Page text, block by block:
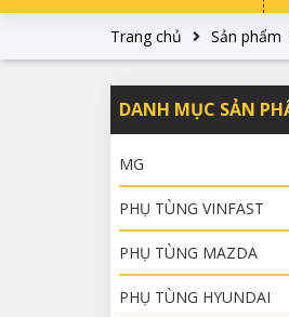
Trang chủ Sản phẩm
DANH MỤC SẢN
MG
PHỤ TÙNG VINFAST
PHỤ TÙNG MAZDA
PHỤ TÙNG HYUNDAI